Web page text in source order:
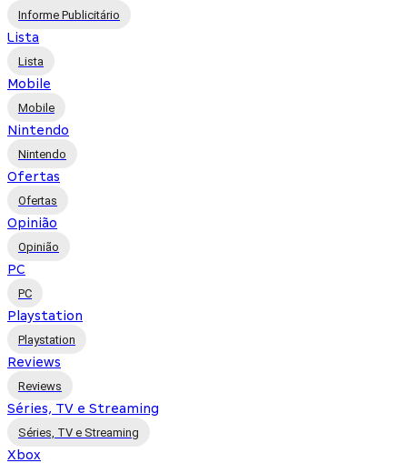
Informe Publicitário
Lista
Lista
Mobile
Mobile
Nintendo
Nintendo
Ofertas
Ofertas
Opinião
Opinião
PC
PC
Playstation
Playstation
Reviews
Reviews
Séries, TV e Streaming
Séries, TV e Streaming
Xbox